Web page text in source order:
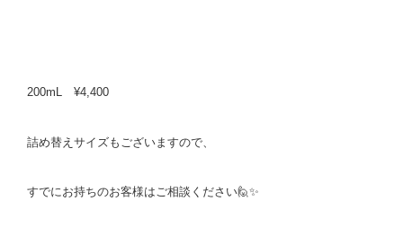
200mL ¥4,400
詰め替えサイズもございますので、
すでにお持ちのお客様はご相談ください🙋✨